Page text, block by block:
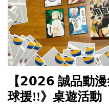
【𝟮𝟬𝟮𝟲 誠品動
球援!!》桌遊活動